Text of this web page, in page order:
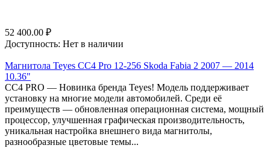
52 400.00 ₽
Доступность: Нет в наличии
Магнитола Teyes CC4 Pro 12-256 Skoda Fabia 2 2007 — 2014
10.36"
СС4 PRO — Новинка бренда Teyes! Модель поддерживает
установку на многие модели автомобилей. Среди её
преимуществ — обновленная операционная система, мощный
процессор, улучшенная графическая производительность,
уникальная настройка внешнего вида магнитолы,
разнообразные цветовые темы...